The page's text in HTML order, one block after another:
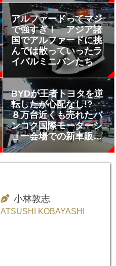
アルファードってマジ
で強すぎ！ アジア諸
国でアルファードに挑
んでは散っていったラ
イバルミニバンたち
BYDが王者トヨタを逆
転したが心配なし!?
８万台近くも売れたバ
ンコク国際モーターシ
ョー会場での新車販売
の内訳
小林敦志
ATSUSHI KOBAYASHI